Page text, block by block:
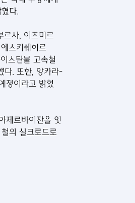
다.
르사, 이즈미르
스키쉐히르
스탄불 고속철
다. 또한, 앙카라-
정이라고 밝혔
제르바이잔을 잇
의 실크로드로